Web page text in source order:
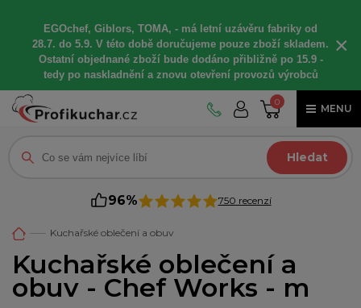
EGOchef, Giblors, TOMA, - má letní uzávěru fabriky od
28.7. do 5.9. V této době doručujeme pouze zboží skladem.
Ostatní objednané zboží bude dodáno přibližně po 15.9 -
tedy po naskladnění a znovu otevření provozů výrobců
×
0
MENU
Hledat
96% 750 recenzí
Kuchařské oblečení a obuv
Kuchařské oblečení a
obuv - Chef Works - m